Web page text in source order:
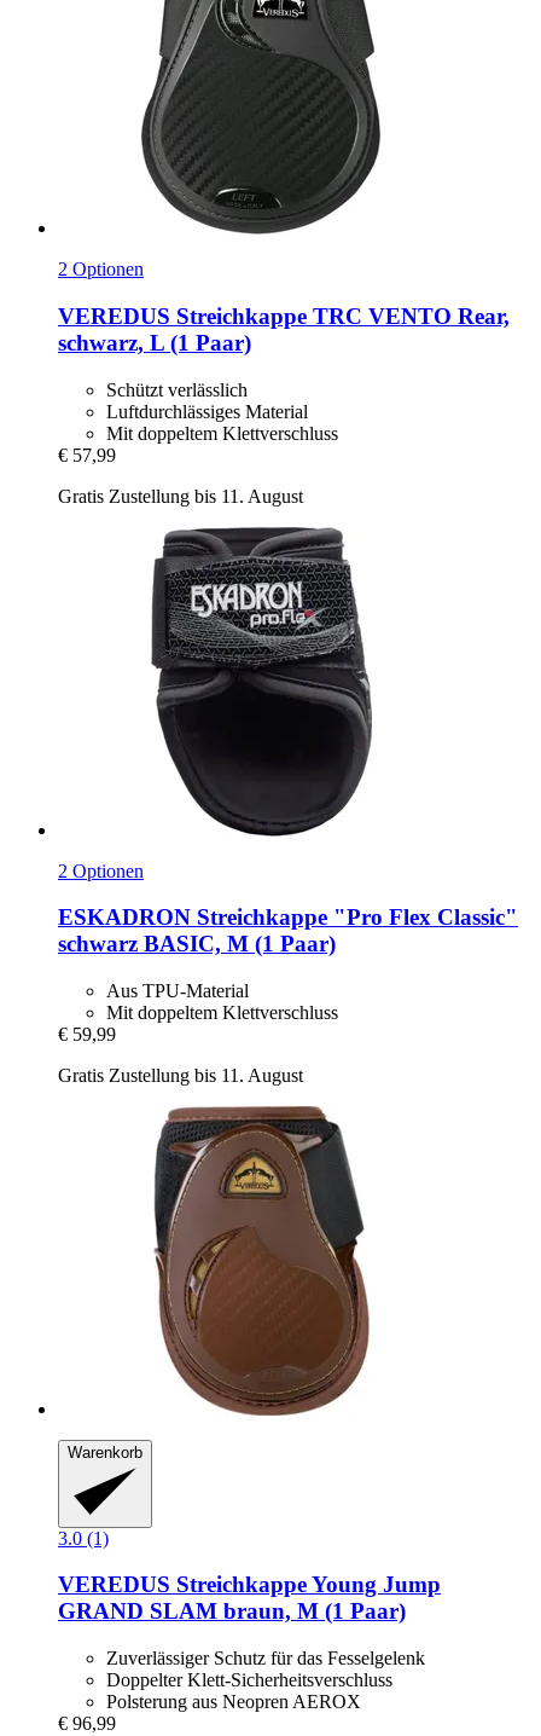
2 Optionen
VEREDUS Streichkappe TRC VENTO Rear,
schwarz, L (1 Paar)
Schützt verlässlich
Luftdurchlässiges Material
Mit doppeltem Klettverschluss
€ 57,99
Gratis Zustellung bis 11. August
2 Optionen
ESKADRON Streichkappe "Pro Flex Classic"
schwarz BASIC, M (1 Paar)
Aus TPU-Material
Mit doppeltem Klettverschluss
€ 59,99
Gratis Zustellung bis 11. August
Warenkorb
3.0 (1)
VEREDUS Streichkappe Young Jump
GRAND SLAM braun, M (1 Paar)
Zuverlässiger Schutz für das Fesselgelenk
Doppelter Klett-Sicherheitsverschluss
Polsterung aus Neopren AEROX
€ 96,99